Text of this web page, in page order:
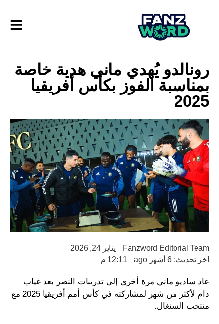
رونالدو يُهدي ماني هدية خاصة
بمناسبة الفوز بكأس أفريقيا
2025
Fanzword Editorial Team
يناير 24, 2026
اخر تحديث: 6 أشهر ago
12:11 م
عاد ساديو ماني مرة أخرى إلى تدريبات النصر بعد غياب
دام لأكثر من شهر لمشاركته في كأس أمم أفريقيا 2025 مع
منتخب السنغال.